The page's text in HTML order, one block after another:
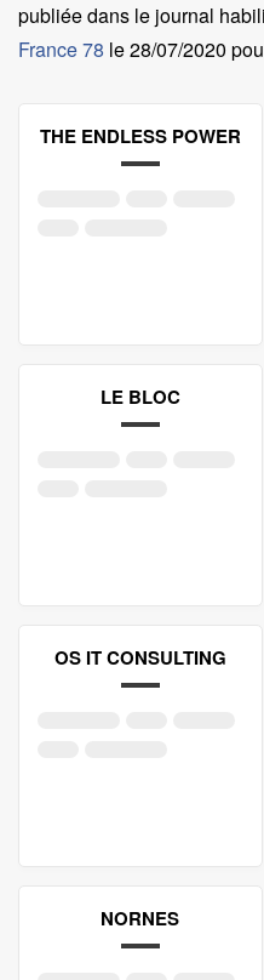
publiée dans le journal
France 78 le28/07/2020
THE ENDLESS POWER
LE BLOC
OS IT CONSULTING
NORNES